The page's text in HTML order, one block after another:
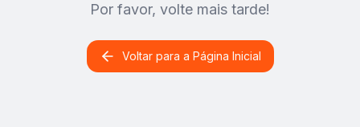
Por favor, volte mais tarde!
Voltar para a Página Inicial